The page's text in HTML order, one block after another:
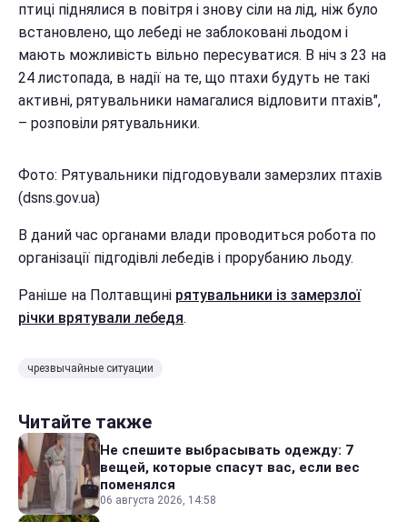
птиці піднялися в повітря і знову сіли на лід, ніж було
встановлено, що лебеді не заблоковані льодом і
мають можливість вільно пересуватися. В ніч з 23 на
24 листопада, в надії на те, що птахи будуть не такі
активні, рятувальники намагалися відловити птахів",
– розповіли рятувальники.
Фото: Рятувальники підгодовували замерзлих птахів
(dsns.gov.ua)
В даний час органами влади проводиться робота по
організації підгодівлі лебедів і прорубанию льоду.
Раніше на Полтавщині рятувальники із замерзлої
річки врятували лебедя.
чрезвычайные ситуации
Читайте также
Не спешите выбрасывать одежду: 7
вещей, которые спасут вас, если вес
поменялся
06 августа 2026, 14:58